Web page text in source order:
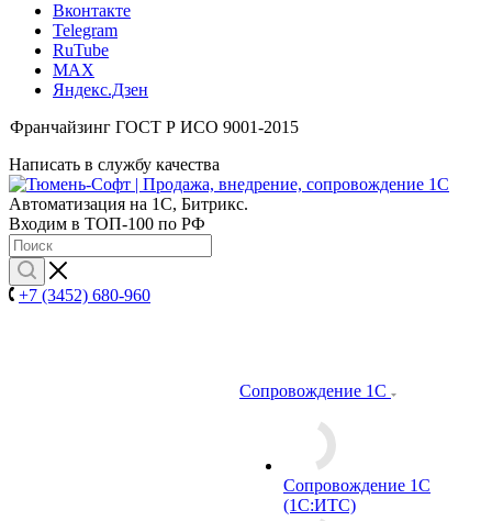
Вконтакте
Telegram
RuTube
MAX
Яндекс.Дзен
Франчайзинг ГОСТ Р ИСО 9001-2015
Написать в службу качества
Автоматизация на 1С, Битрикс.
Входим в ТОП-100 по РФ
+7 (3452) 680-960
Сопровождение 1С
Сопровождение 1С
(1С:ИТС)